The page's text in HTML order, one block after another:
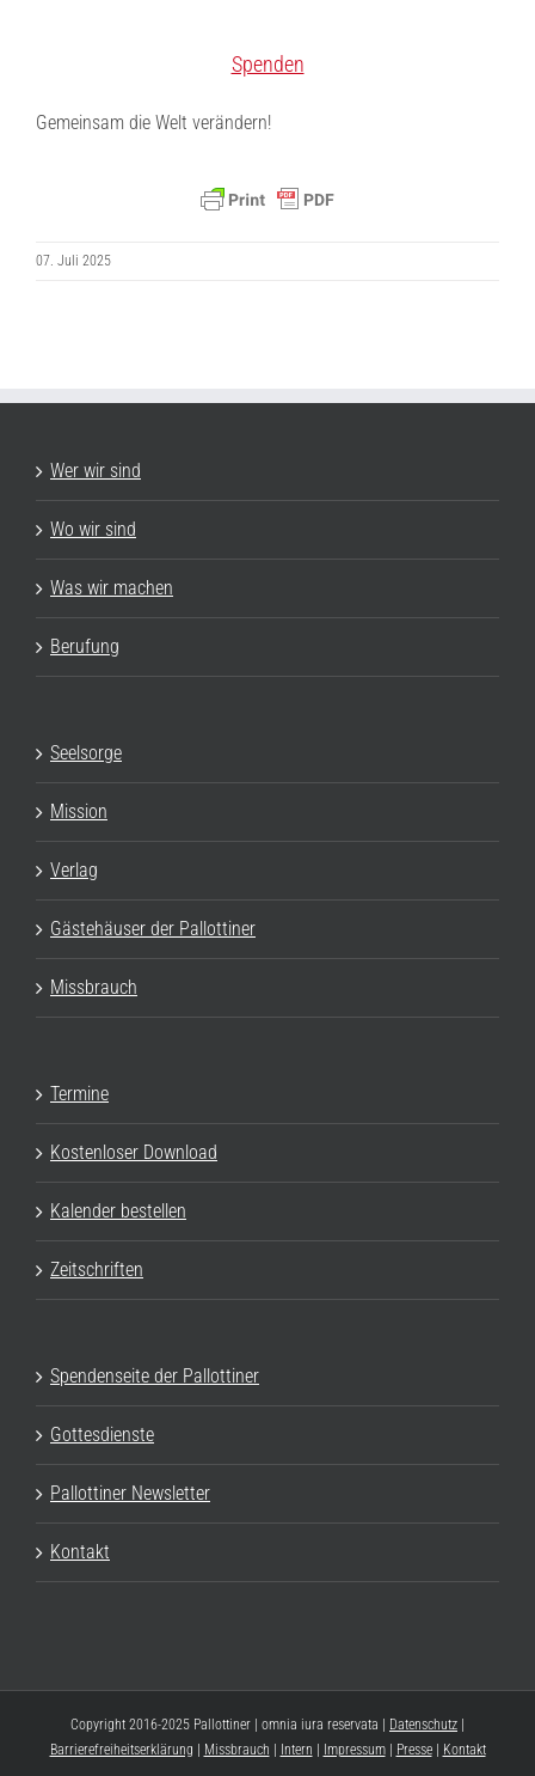
Spenden
Gemeinsam die Welt verändern!
07. Juli 2025
Wer wir sind
Wo wir sind
Was wir machen
Berufung
Seelsorge
Mission
Verlag
Gästehäuser der Pallottiner
Missbrauch
Termine
Kostenloser Download
Kalender bestellen
Zeitschriften
Spendenseite der Pallottiner
Gottesdienste
Pallottiner Newsletter
Kontakt
Copyright 2016-2025 Pallottiner | omnia iura reservata | Datenschutz
Barrierefreiheitserklärung
Missbrauch Intern Impressum| Presse| Kontakt